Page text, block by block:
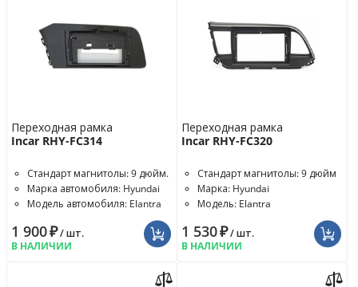
Переходная рамка
Incar RHY-FC314
Стандарт магнитолы: 9 дюйм.
Марка автомобиля: Hyundai
Модель автомобиля: Elantra
1 900₽/ шт.
В НАЛИЧИИ
Переходная рамка
Incar RHY-FC320
Стандарт магнитолы: 9 дюйм
Марка: Hyundai
Модель: Elantra
1 530₽/ шт.
В НАЛИЧИИ